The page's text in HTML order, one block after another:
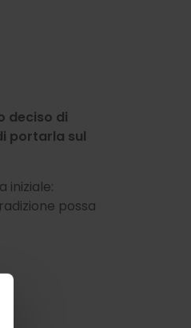
deciso di
portarla sul
iniziale:
possa